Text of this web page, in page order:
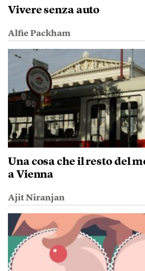
Vivere senza auto
Alfie Packham
Una cosa che il resto del
a Vienna
Ajit Niranjan